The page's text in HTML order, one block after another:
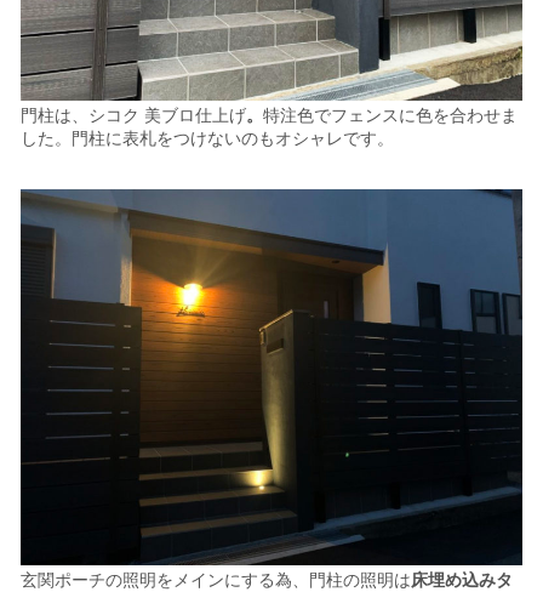
門柱は、シコク 美ブロ仕上げ。特注色でフェンスに色を合わせま
した。 門柱に表札をつけないのもオシャレです。
玄関ポーチの照明をメインにする為、 門柱の照明は床埋め込みタ